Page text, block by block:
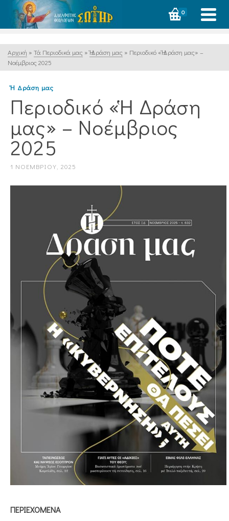
0
Αρχική » Τά Περιοδικά μας » Ἡ Δράση μας » Περιοδικό «Ἡ Δράση μας» –
Νοέμβριος 2025
Ἡ Δράση μας
Περιοδικό «Ἡ Δράση
μας» – Νοέμβριος
2025
1 ΝΟΕΜΒΡΊΟΥ, 2025
ΠΕΡΙΕΧΟΜΕΝΑ